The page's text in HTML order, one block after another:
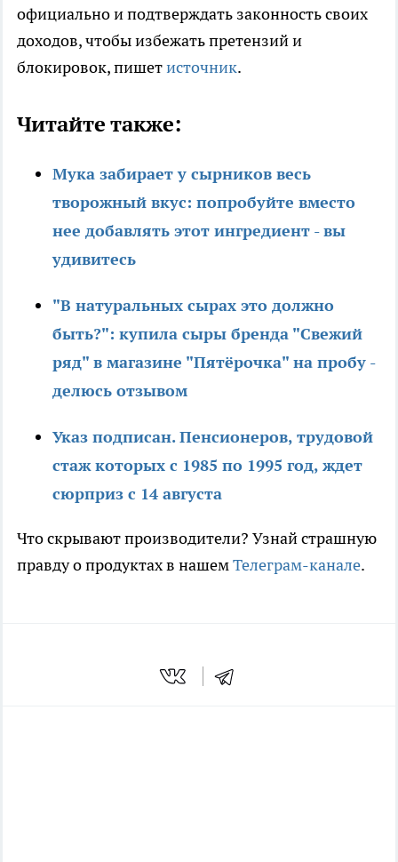
официально и подтверждать законность своих
доходов, чтобы избежать претензий и
блокировок, пишетисточник.
Читайте также:
Мука забирает у сырников весь
творожный вкус: попробуйте вместо
нее добавлять этот ингредиент - вы
удивитесь
"В натуральных сырах это должно
быть?": купила сыры бренда "Свежий
ряд" в магазине "Пятёрочка" на пробу -
делюсь отзывом
Указ подписан. Пенсионеров, трудовой
стаж которых с 1985 по 1995 год, ждет
сюрприз с 14 августа
Что скрывают производители? Узнай страшную
правду о продуктах в нашемТелеграм-канале.